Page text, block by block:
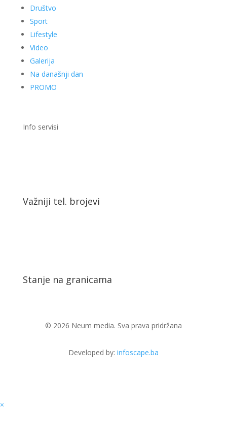
Društvo
Sport
Lifestyle
Video
Galerija
Na današnji dan
PROMO
Info servisi
Važniji tel. brojevi
Stanje na granicama
© 2026 Neum media. Sva prava pridržana
Developed by: infoscape.ba
×